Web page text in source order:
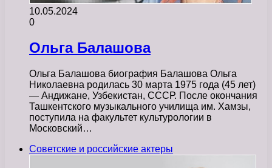
10.05.2024
0
Ольга Балашова
Ольга Балашова биография Балашова Ольга
Николаевна родилась 30 марта 1975 года (45 лет)
— Андижане, Узбекистан, СССР. После окончания
Ташкентского музыкального училища им. Хамзы,
поступила на факультет культурологии в
Московский…
Советские и российские актеры